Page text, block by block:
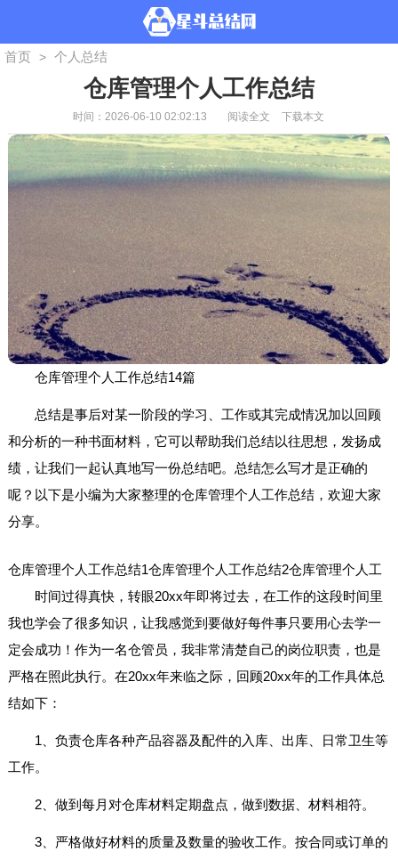
首页 > 个人总结
仓库管理个人工作总结
时间：2026-06-10 02:02:13 阅读全文 下载本文
仓库管理个人工作总结14篇
总结是事后对某一阶段的学习、工作或其完成情况加以回顾
和分析的一种书面材料，它可以帮助我们总结以往思想，发扬成
绩，让我们一起认真地写一份总结吧。总结怎么写才是正确的
呢？以下是小编为大家整理的仓库管理个人工作总结，欢迎大家
分享。
仓库管理个人工作总结1
时间过得真快，转眼20xx年即将过去，在工作的这段时间里
我也学会了很多知识，让我感觉到要做好每件事只要用心去学一
定会成功！作为一名仓管员，我非常清楚自己的岗位职责，也是
严格在照此执行。在20xx年来临之际，回顾20xx年的工作具体总
结如下：
1、负责仓库各种产品容器及配件的入库、出库、日常卫生等
工作。
2、做到每月对仓库材料定期盘点，做到数据、材料相符。
3、严格做好材料的质量及数量的验收工作。按合同或订单的
仓库管理个人工作总结2仓库管理个人工